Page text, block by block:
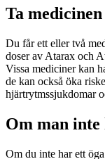
Ta medicinen
Du får ett eller två
doser av Atarax och
Vissa mediciner kan
de kan också öka
hjärtrytmssjukdomar
Om man inte
Om du inte har ett